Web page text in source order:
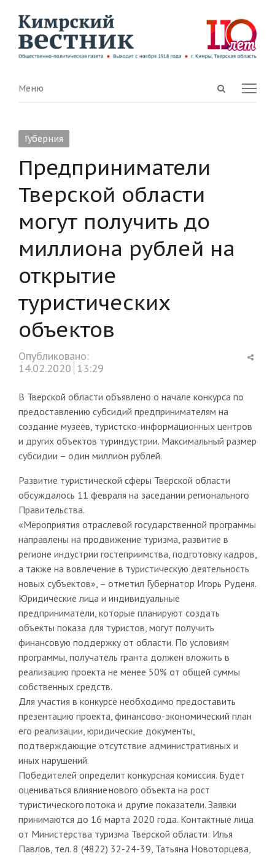
Open
Menu
Меню
Губерния
Предприниматели
Тверской области
могут получить до
миллиона рублей на
открытие
туристических
объектов
Опубликовано:
14.02.2020 13:29
В Тверской области объявлено о начале конкурса по
предоставлению субсидий предпринимателям на
создание музеев, туристско-информационных центров
и других объектов туриндустрии. Максимальный размер
субсидии – один миллион рублей.
Развитие туристической сферы Тверской области
обсуждалось 11 февраля на заседании регионального
Правительства.
«Мероприятия отраслевой государственной программы
направлены на продвижение туризма, развитие в
регионе индустрии гостеприимства, подготовку кадров,
а также на вовлечение в туристическую деятельность
новых субъектов», – отметил Губернатор Игорь Руденя.
Юридические лица и индивидуальные
предприниматели, которые планируют создать
объекты показа для туристов, могут получить
финансовую поддержку от области. По условиям
программы, получатель гранта должен вложить в
реализацию проекта не менее 50% от общей суммы
собственных средств.
Для участия в конкурсе необходимо предоставить
презентацию проекта, финансово-экономический план
его реализации, юридические документы,
подтверждающие отсутствие административных и
иных нарушений.
Победителей определит конкурсная комиссия. Будет
оцениваться влияние нового объекта на рост
туристического потока и другие показатели. Заявки
принимаются до 16 марта 2020 года. Контактные лица
от Министерства туризма Тверской области: Илья
Павлов, тел. 8 (4822) 32-24-39, Татьяна Новоторцева,